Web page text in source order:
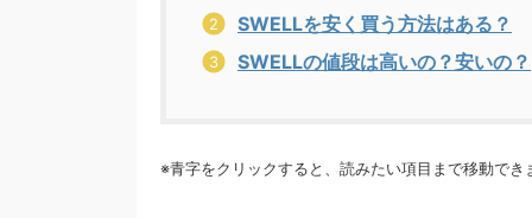
SWELLを安く買う方法はある？
SWELLの値段は高いの？安いの？
※青字をクリックすると、読みたい項目まで移動でき